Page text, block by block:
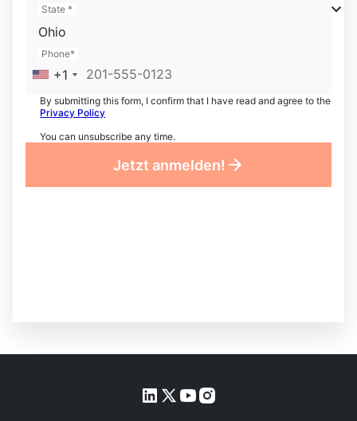
State *
Ohio
+1
Phone*
By submitting this form, I confirm that I have read and agree to the
Privacy Policy
You can unsubscribe any time.
Jetzt anmelden!